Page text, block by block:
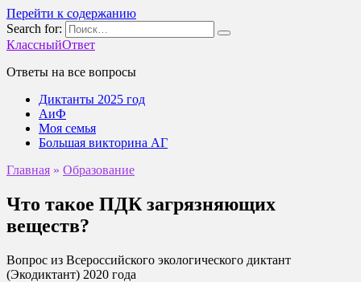
Перейти к содержанию
Search for:
КлассныйОтвет
Ответы на все вопросы
Диктанты 2025 год
АиФ
Моя семья
Большая викторина АГ
Главная » Образование
Что такое ПДК загрязняющих
веществ?
Вопрос из Всероссийского экологического диктант
(Экодиктант) 2020 года